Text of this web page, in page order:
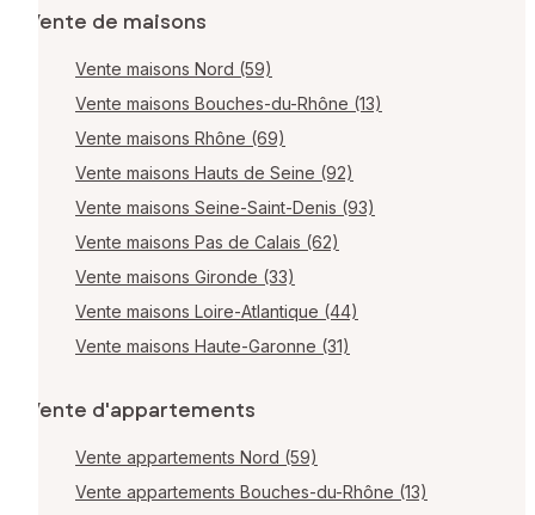
Vente de maisons
Vente maisons Nord (59)
Vente maisons Bouches-du-Rhône (13)
Vente maisons Rhône (69)
Vente maisons Hauts de Seine (92)
Vente maisons Seine-Saint-Denis (93)
Vente maisons Pas de Calais (62)
Vente maisons Gironde (33)
Vente maisons Loire-Atlantique (44)
Vente maisons Haute-Garonne (31)
Vente d'appartements
Vente appartements Nord (59)
Vente appartements Bouches-du-Rhône (13)